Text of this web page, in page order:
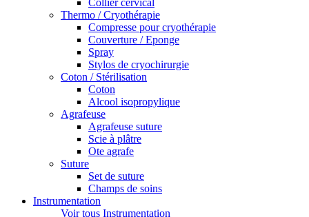
Collier cervical
Thermo / Cryothérapie
Compresse pour cryothérapie
Couverture / Eponge
Spray
Stylos de cryochirurgie
Coton / Stérilisation
Coton
Alcool isopropylique
Agrafeuse
Agrafeuse suture
Scie à plâtre
Ote agrafe
Suture
Set de suture
Champs de soins
Instrumentation
Voir tous Instrumentation